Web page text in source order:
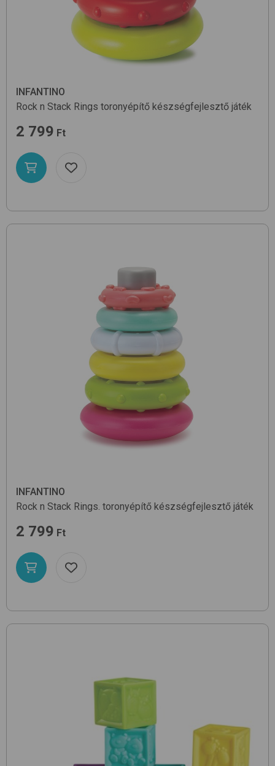
INFANTINO
Rock n Stack Rings toronyépítő készségfejlesztő játék
2 799 Ft
INFANTINO
Rock n Stack Rings. toronyépítő készségfejlesztő játék
2 799 Ft